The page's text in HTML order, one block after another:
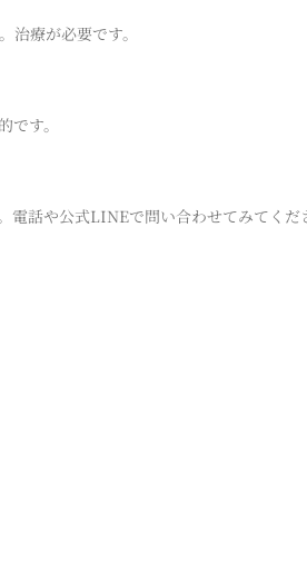
療が必要です。
す。
電話や公式LINEで問い合わせてみてくだ